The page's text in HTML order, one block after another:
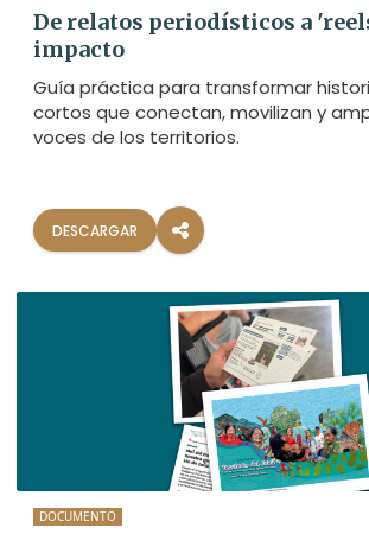
De relatos periodísticos a
impacto
Guía práctica para transformar
cortos que conectan, movilizan y
voces de los territorios.
DESCARGAR
DOCUMENTO